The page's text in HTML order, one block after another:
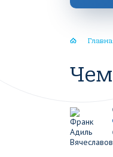
Чем